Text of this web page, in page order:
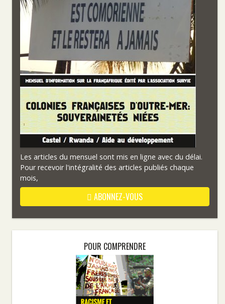
Les articles du mensuel sont mis en ligne avec du délai.
Pour recevoir l'intégralité des articles publiés chaque
mois,
ABONNEZ-VOUS
POUR COMPRENDRE